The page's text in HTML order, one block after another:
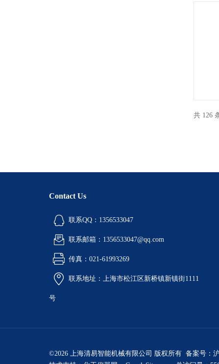
共 126
Contact Us
联系QQ：1356533047
联系邮箱：1356533047@qq.com
传真：021-61993269
联系地址：上海市松江区新桥镇新镇街1111
号
©2026 上海清易智能机械有限公司 版权所有 备案号：